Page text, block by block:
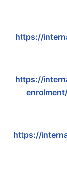
https://
https://
https://